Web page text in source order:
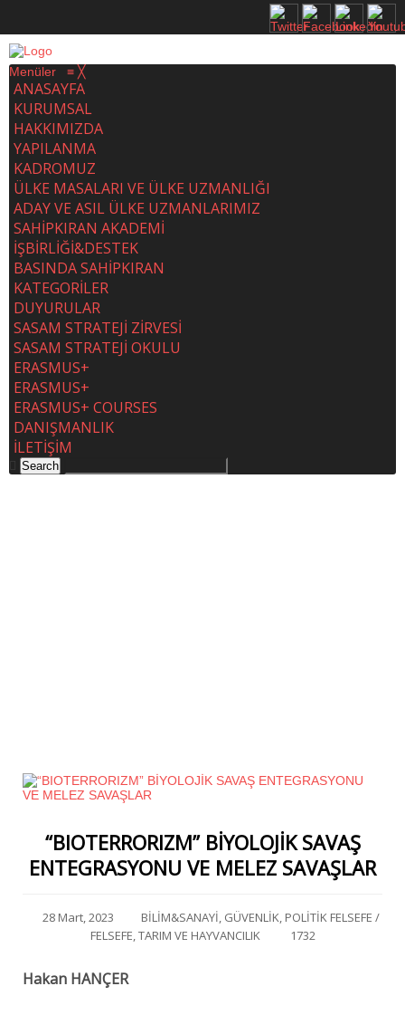
Menüler ≡ ╳
ANASAYFA
KURUMSAL
HAKKIMIZDA
YAPILANMA
KADROMUZ
ÜLKE MASALARI VE ÜLKE UZMANLIĞI
ADAY VE ASIL ÜLKE UZMANLARIMIZ
SAHİPKIRAN AKADEMİ
İŞBİRLİĞİ&DESTEK
BASINDA SAHİPKIRAN
KATEGORİLER
DUYURULAR
SASAM STRATEJİ ZİRVESİ
SASAM STRATEJİ OKULU
ERASMUS+
ERASMUS+
ERASMUS+ COURSES
DANIŞMANLIK
İLETİŞİM
“BIOTERRORIZM” BİYOLOJİK SAVAŞ
ENTEGRASYONU VE MELEZ SAVAŞLAR
28 Mart, 2023 BİLİM&SANAYİ, GÜVENLİK, POLİTİK FELSEFE /
FELSEFE,TARIM VE HAYVANCILIK 1732
Hakan HANÇER